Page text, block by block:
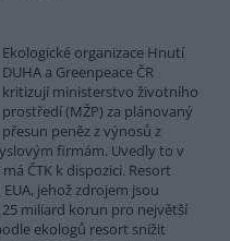
Ekologické organizace Hnutí
DUHA a Greenpeace ČR
kritizují ministerstvo životního
prostředí (MŽP) za plánovaný
přesun peněz z výnosů z
firmám. Uvedly to v
ČTK k dispozici. Resort
jehož zdrojem jsou
miliard korun pro největší
ekologů resort snížit